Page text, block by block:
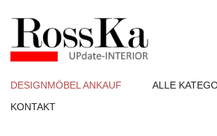
DESIGNMÖBEL ANKAUF ALLE
KONTAKT